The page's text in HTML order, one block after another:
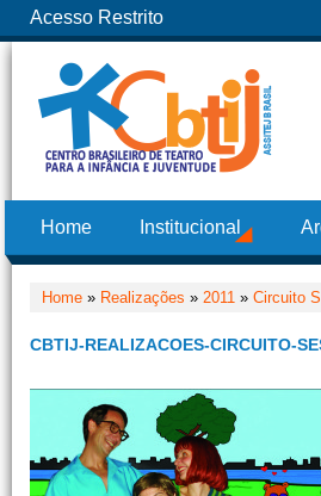
Acesso Restrito
Home Institucional
Home » Realizações » 2011 » Circuito
CBTIJ-REALIZACOES-CIRCUITO-